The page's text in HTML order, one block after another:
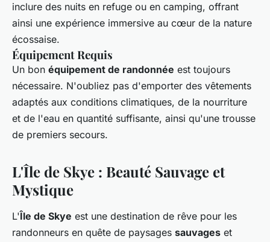
inclure des nuits en refuge ou en camping, offrant
ainsi une expérience immersive au cœur de la nature
écossaise.
Équipement Requis
Un bon équipement de randonnée est toujours
nécessaire. N'oubliez pas d'emporter des vêtements
adaptés aux conditions climatiques, de la nourriture
et de l'eau en quantité suffisante, ainsi qu'une trousse
de premiers secours.
L'Île de Skye : Beauté Sauvage et
Mystique
L'Île de Skye est une destination de rêve pour les
randonneurs en quête de paysages sauvages et